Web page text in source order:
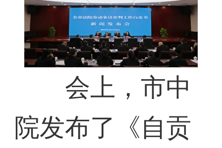
会上，市中
院发布了《自贡